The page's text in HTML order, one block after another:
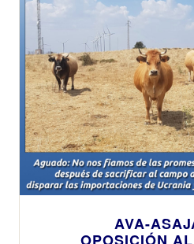
AVA-
OPOSICIÓN